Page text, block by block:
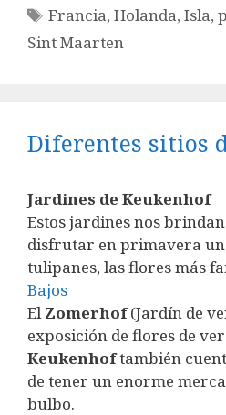
Etiquetas
Francia,Holanda,Isla,
Sint Maarten
Diferentes sitios
Jardines de Keukenhof
Estos jardines nos
disfrutar en primavera
tulipanes, las flores más
Bajos
El Zomerhof(Jardín de
exposición de flores de
Keukenhoftambién
de tener un enorme
bulbo.